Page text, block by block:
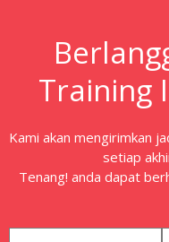
Training
Kami akan mengirimkan
setiap
Tenang! anda dapat